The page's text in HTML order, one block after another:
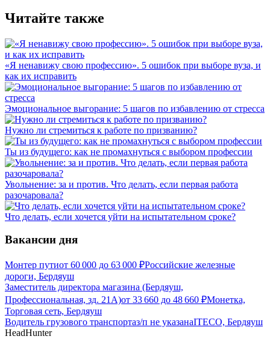
Читайте также
«Я ненавижу свою профессию». 5 ошибок при выборе вуза, и
как их исправить
Эмоциональное выгорание: 5 шагов по избавлению от стресса
Нужно ли стремиться к работе по призванию?
Ты из будущего: как не промахнуться с выбором профессии
Увольнение: за и против. Что делать, если первая работа
разочаровала?
Что делать, если хочется уйти на испытательном сроке?
Вакансии дня
Монтер путиот 60 000 до 63 000 ₽Российские железные
дороги, Бердяуш
Заместитель директора магазина (Бердяуш,
Профессиональная, зд. 21А)от 33 660 до 48 660 ₽Монетка,
Торговая сеть, Бердяуш
Водитель грузового транспортаз/п не указанаITECO, Бердяуш
HeadHunter